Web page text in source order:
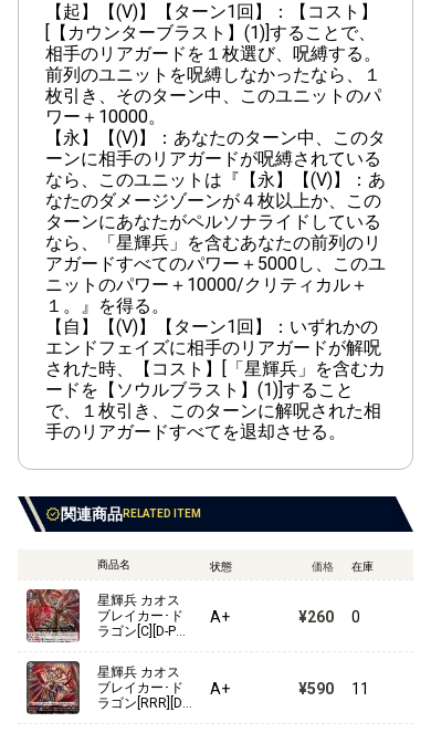
【起】【(V)】【ターン1回】：【コスト】
[【カウンターブラスト】(1)]することで、
相手のリアガードを１枚選び、呪縛する。
前列のユニットを呪縛しなかったなら、１
枚引き、そのターン中、このユニットのパ
ワー＋10000。
【永】【(V)】：あなたのターン中、このタ
ーンに相手のリアガードが呪縛されている
なら、このユニットは『【永】【(V)】：あ
なたのダメージゾーンが４枚以上か、この
ターンにあなたがペルソナライドしている
なら、「星輝兵」を含むあなたの前列のリ
アガードすべてのパワー＋5000し、このユ
ニットのパワー＋10000/クリティカル＋
１。』を得る。
【自】【(V)】【ターン1回】：いずれかの
エンドフェイズに相手のリアガードが解呪
された時、【コスト】[「星輝兵」を含むカ
ードを【ソウルブラスト】(1)]すること
で、１枚引き、このターンに解呪された相
手のリアガードすべてを退却させる。
関連商品RELATED ITEM
商品名 状態 価格 在庫
星輝兵 カオス
ブレイカー･ド
ラゴン[C][D-PV0
A+ ¥260 0
星輝兵 カオス
ブレイカー･ド
ラゴン[RRR][DZ
A+ ¥590 11